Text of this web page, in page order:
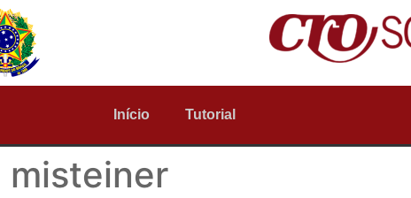
Início Tutorial
misteiner